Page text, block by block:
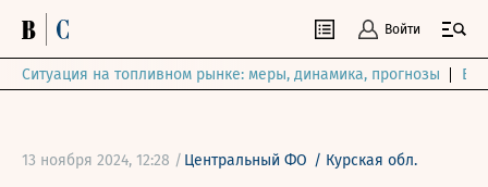
Войти
Ситуация на топливном рынке: меры, динамика, прогнозы
13 ноября 2024, 12:28 / Центральный ФО / Курская обл.